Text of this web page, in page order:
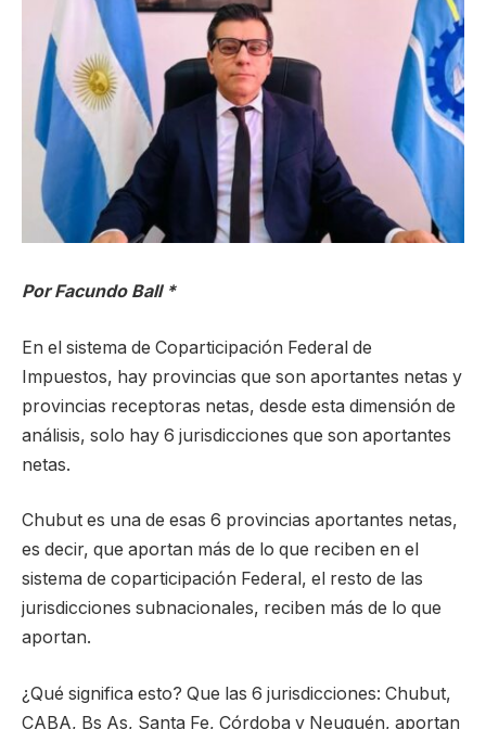
Por Facundo Ball *
En el sistema de Coparticipación Federal de
Impuestos, hay provincias que son aportantes netas y
provincias receptoras netas, desde esta dimensión de
análisis, solo hay 6 jurisdicciones que son aportantes
netas.
Chubut es una de esas 6 provincias aportantes netas,
es decir, que aportan más de lo que reciben en el
sistema de coparticipación Federal, el resto de las
jurisdicciones subnacionales, reciben más de lo que
aportan.
¿Qué significa esto? Que las 6 jurisdicciones: Chubut,
CABA, Bs As, Santa Fe, Córdoba y Neuquén, aportan